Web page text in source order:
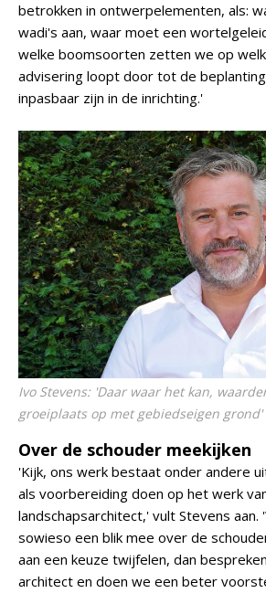
betrokken in ontwerpelementen, als:
wadi's aan, waar moet een
welke boomsoorten zetten we op
advisering loopt door tot de
inpasbaar zijn in de inrichting.'
Ivo Stevens: 'Daar waar het kan,
groeiplaats op met gebiedseigen grond'
Over de schouder meekijken
'Kijk, ons werk bestaat onder andere
als voorbereiding doen op het werk
landschapsarchitect,' vult Stevens aan.
sowieso een blik mee over de
aan een keuze twijfelen, dan
architect en doen we een beter